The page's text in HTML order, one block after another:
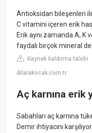
Antioksidan bileşenleri
C vitamini içeren erik
Erik aynı zamanda A, K
faydalı birçok mineral
Kaynak kaldırma talebi
dilarakocak.com.tr
Aç karnına erik
Sabahları aç karnına
Demir ihtiyacını